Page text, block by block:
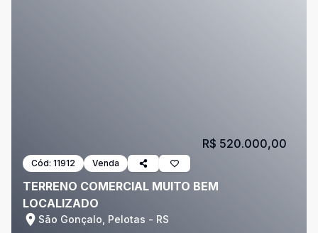
Cód: 11912 Venda
TERRENO COMERCIAL MUITO BEM
LOCALIZADO
São Gonçalo, Pelotas - RS
R$ 520.000,00